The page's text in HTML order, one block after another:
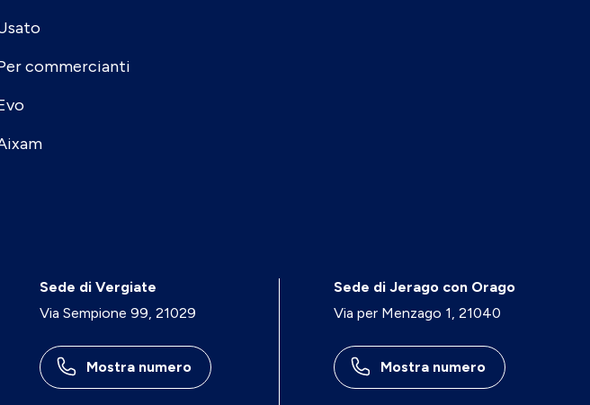
commercianti
Sede di Vergiate
Via Sempione 99, 21029
Mostra numero
Sede di Jerago con Orago
Via per Menzago 1, 21040
Mostra numero